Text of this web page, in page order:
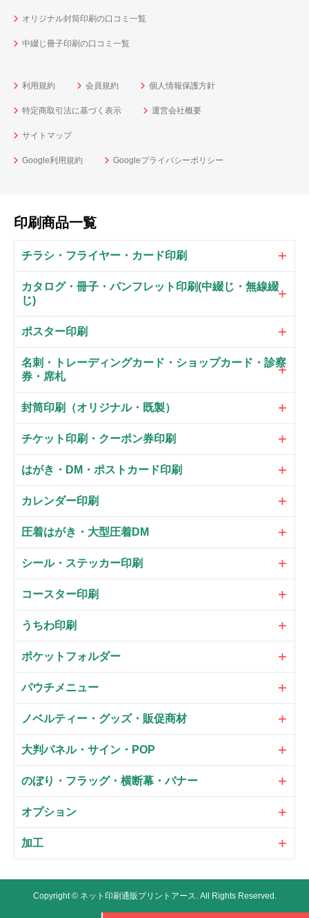
オリジナル封筒印刷の口コミ一覧
中綴じ冊子印刷の口コミ一覧
利用規約 会員規約 個人情報保護方針
特定商取引法に基づく表示 運営会社概要
サイトマップ
Google利用規約 Googleプライバシーポリシー
印刷商品一覧
チラシ・フライヤー・カード印刷
カタログ・冊子・パンフレット印刷(中綴じ・無線綴
じ)
ポスター印刷
名刺・トレーディングカード・ショップカード・診察
券・席札
封筒印刷（オリジナル・既製）
チケット印刷・クーポン券印刷
はがき・DM・ポストカード印刷
カレンダー印刷
圧着はがき・大型圧着DM
シール・ステッカー印刷
コースター印刷
うちわ印刷
ポケットフォルダー
パウチメニュー
ノベルティー・グッズ・販促商材
大判パネル・サイン・POP
のぼり・フラッグ・横断幕・バナー
オプション
加工
Copyright © ネット印刷通販プリントアース. All Rights Reserved.